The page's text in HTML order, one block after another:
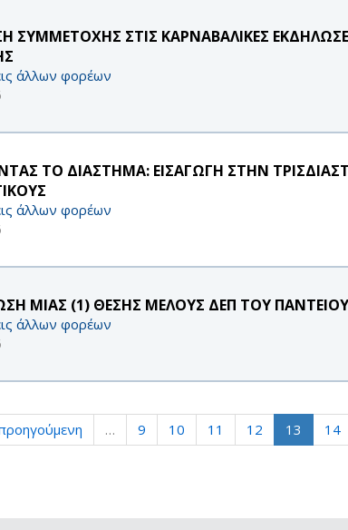
ΣΥΜΜΕΤΟΧΗΣ ΣΤΙΣ ΚΑΡΝΑΒΑΛΙΚΕΣ
άλλων φορέων
ΤΟ ΔΙΑΣΤΗΜΑ: ΕΙΣΑΓΩΓΗ ΣΤΗΝ
άλλων φορέων
ΜΙΑΣ (1) ΘΕΣΗΣ ΜΕΛΟΥΣ ΔΕΠ ΤΟΥ
άλλων φορέων
… 9 10 11 12 13 14